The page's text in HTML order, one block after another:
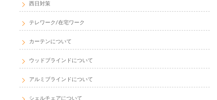
西日対策
テレワーク/在宅ワーク
カーテンについて
ウッドブラインドについて
アルミブラインドについて
シェルチェアについて